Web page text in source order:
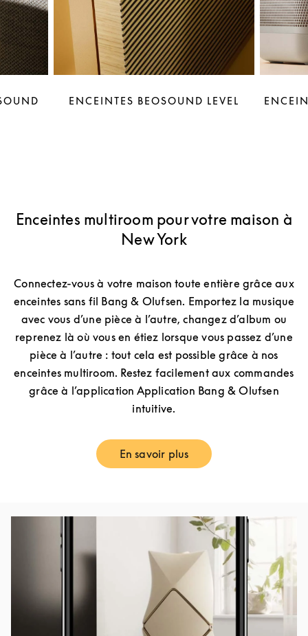
ENCEINTES BEOSOUND LEVEL
Enceintes multiroom pour votre maison à
New York
Connectez-vous à votre maison toute entière grâce aux
enceintes sans fil Bang & Olufsen. Emportez la musique
avec vous d’une pièce à l’autre, changez d’album ou
reprenez là où vous en étiez lorsque vous passez d’une
pièce à l’autre : tout cela est possible grâce à nos
enceintes multiroom. Restez facilement aux commandes
grâce à l’application Application Bang & Olufsen
intuitive.
En savoir plusLink Opens in New Tab